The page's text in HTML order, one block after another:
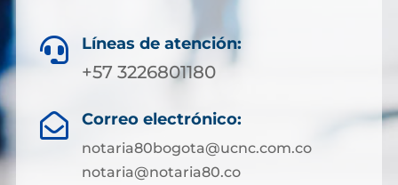
 Líneas de atención:
+57 3226801180
 Correo electrónico:
notaria80bogota@ucnc.com.co
notaria@notaria80.co